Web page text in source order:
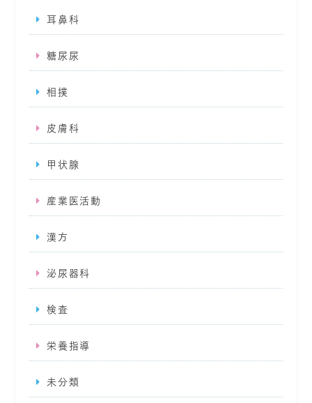
耳鼻科
糖尿尿
相撲
皮膚科
甲状腺
産業医活動
漢方
泌尿器科
検査
栄養指導
未分類